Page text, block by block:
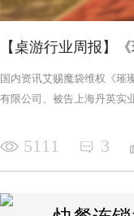
【桌游行业周报】
国内资讯艾赐魔袋维权《璀
有限公司、被告上海丹英实
5111 3